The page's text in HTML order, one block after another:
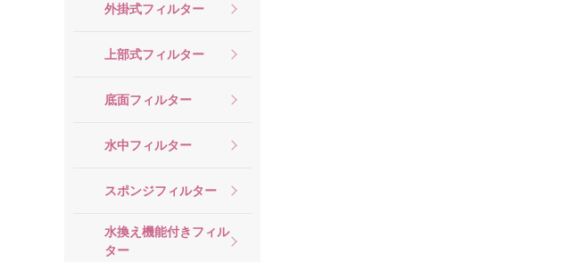
外掛式フィルター
上部式フィルター
底面フィルター
水中フィルター
スポンジフィルター
水換え機能付きフィル
ター